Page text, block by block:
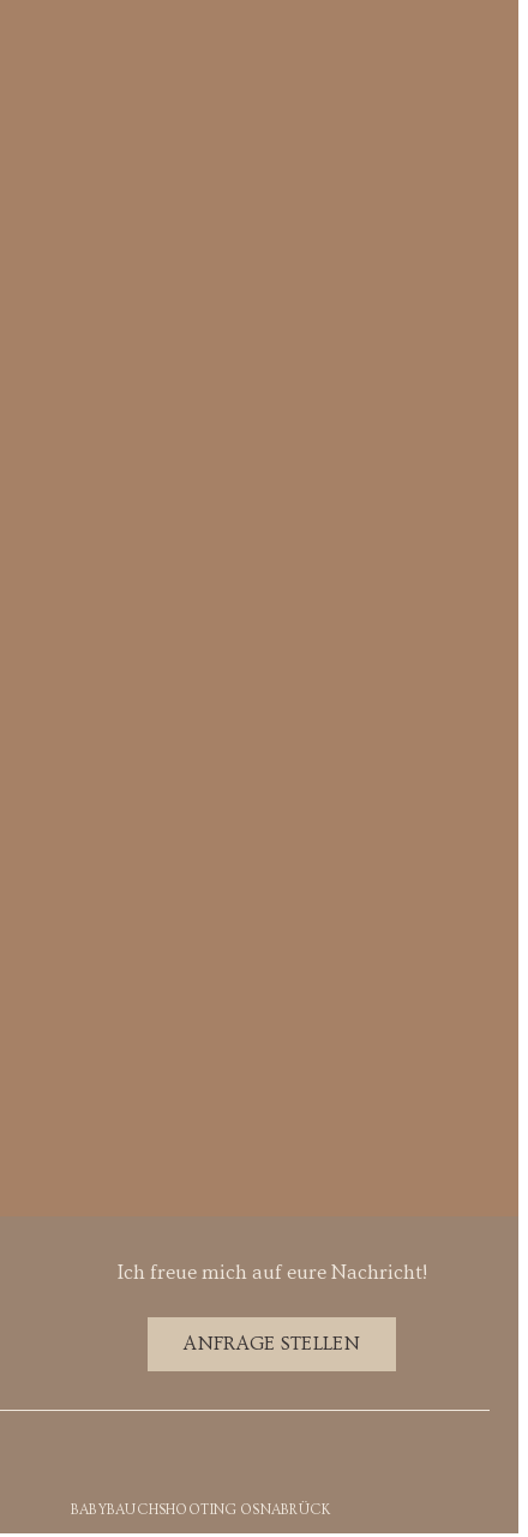
Ich freue mich auf eure Nachricht!
ANFRAGE STELLEN
BABYBAUCHSHOOTING OSNABRÜCK